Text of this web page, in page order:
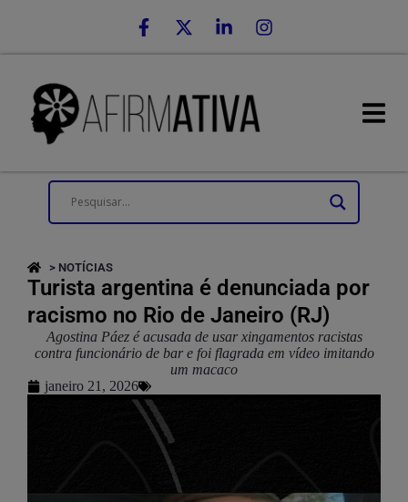
> NOTÍCIAS
Turista argentina é denunciada por
racismo no Rio de Janeiro (RJ)
Agostina Páez é acusada de usar xingamentos racistas
contra funcionário de bar e foi flagrada em vídeo imitando
um macaco
janeiro 21, 2026